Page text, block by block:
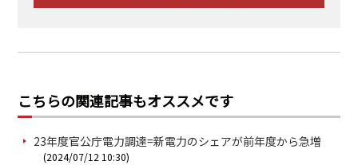
こちらの関連記事もオススメです
23年度官公庁電力調達=新電力のシェアが前年度から急増
(2024/07/12 10:30)